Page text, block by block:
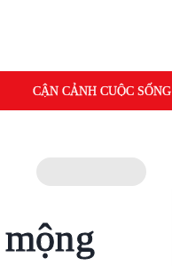
CẬN CẢNH CUỘC SỐNG